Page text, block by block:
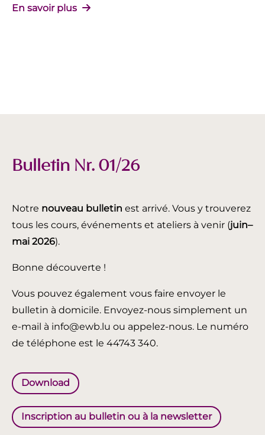
En savoir plus
Bulletin Nr. 01/26
Notre nouveau bulletin est arrivé. Vous y trouverez
tous les cours, événements et ateliers à venir (juin–
mai 2026).
Bonne découverte !
Vous pouvez également vous faire envoyer le
bulletin à domicile. Envoyez-nous simplement un
e-mail à info@ewb.lu ou appelez-nous. Le numéro
de téléphone est le 44743 340.
Download
Inscription au bulletin ou à la newsletter